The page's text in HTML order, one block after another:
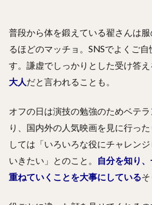
普段から体を鍛えている翟さんは
るほどのマッチョ。SNSでよくご
す。謙虚でしっかりとした受け答え
大人だと言われることも。
オフの日は演技の勉強のためベテ
り、国内外の人気映画を見に行っ
しては「いろいろな役にチャレン
いきたい」とのこと。
自分を知り
重ねていくことを大事にしているそ